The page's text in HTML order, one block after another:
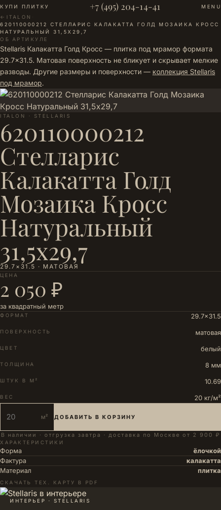
КУПИ ПЛИТКУ +7 (495) 204-14-41
MENU
← ITALON ·
620110000212 СТЕЛЛАРИС КАЛАКАТТА ГОЛД МОЗАИКА КРОСС
НАТУРАЛЬНЫЙ 31,5Х29,7
ОБ АРТИКУЛЕ
Stellaris Калакатта Голд Кросс — плитка под мрамор формата
29.7×31.5. Матовая поверхность не бликует и скрывает мелкие
разводы. Другие размеры и поверхности — коллекция Stellaris
под мрамор.
ITALON · STELLARIS
620110000212
Стелларис
Калакатта Голд
Мозаика Кросс
Натуральный
31,5х29,7
29.7×31.5 · МАТОВАЯ
ЦЕНА
2 050 ₽
за квадратный метр
ФОРМАТ 29.7×31.5
ПОВЕРХНОСТЬ матовая
ЦВЕТ белый
ТОЛЩИНА 8 мм
ШТУК В М² 10.69
ВЕС 20 кг/м²
м² ДОБАВИТЬ В КОРЗИНУ
В наличии · отгрузка завтра · доставка по Москве от 2 900 ₽
ХАРАКТЕРИСТИКИ
Форма
ёлочкой
Фактура
калакатта
Материал
плитка
СКАЧАТЬ ТЕХ. КАРТУ В PDF
ИНТЕРЬЕР · STELLARIS